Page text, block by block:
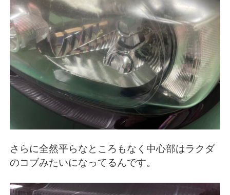
さらに全然平らなところもなく中心部はラクダ
のコブみたいになってるんです。